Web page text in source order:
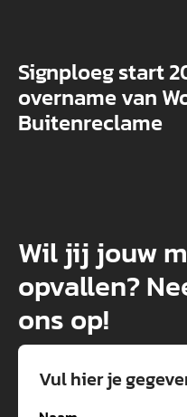
Signploeg start
overname van
Buitenreclame
Wil jij jouw
opvallen?
ons op!
Vul hier je